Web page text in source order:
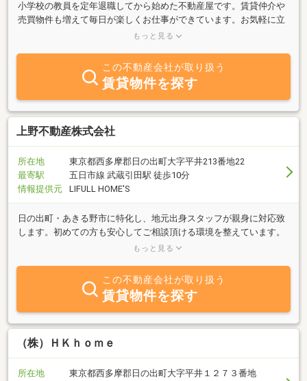
小学校の教員を定年退職してから始めた不動産屋です。賃貸仲介や
売買物件も増えて毎日が楽しくお仕事ができています。お気軽に立
ち寄り、会話のできる不動産屋をモットーに日々努めております。
を心よりお待ちしております。
もっと見る
この不動産会社が取り扱う
賃貸物件を探す
上野不動産株式会社
所在地
東京都西多摩郡日の出町大字平井213番地22
最寄駅
五日市線 武蔵引田駅 徒歩10分
情報提供元
LIFULL HOME'S
日の出町・あきる野市に特化し、地元出身スタッフが親身に対応致
します。初めての方も安心してご相談頂ける環境を整えています。
売却をご検討のお客様にはAIを活用した迅速かつ正確な売却査定を
もっと見る
この不動産会社が取り扱う
賃貸物件を探す
（株）ＨＫｈｏｍｅ
所在地
東京都西多摩郡日の出町大字平井１２７３番地